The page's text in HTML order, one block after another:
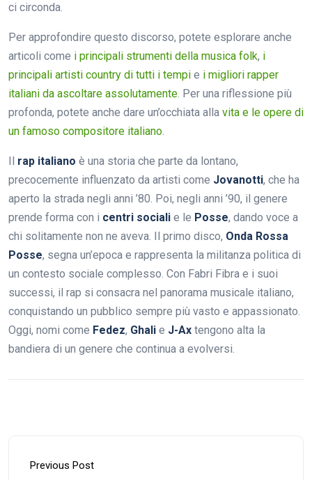
ci circonda.
Per approfondire questo discorso, potete esplorare anche
articoli come i principali strumenti della musica folk, i
principali artisti country di tutti i tempi e i migliori rapper
italiani da ascoltare assolutamente. Per una riflessione più
profonda, potete anche dare un’occhiata alla vita e le opere di
un famoso compositore italiano.
rap italiano è una storia che parte da lontano,
precocemente influenzato da artisti come Jovanotti, che ha
aperto la strada negli anni ’80. Poi, negli anni ’90, il genere
prende forma con i centri sociali e le Posse, dando voce a
chi solitamente non ne aveva. Il primo disco, Onda Rossa
Posse, segna un’epoca e rappresenta la militanza politica di
un contesto sociale complesso. Con Fabri Fibra e i suoi
successi, il rap si consacra nel panorama musicale italiano,
conquistando un pubblico sempre più vasto e appassionato.
Oggi, nomi come Fedez, Ghali e J-Ax tengono alta la
bandiera di un genere che continua a evolversi.
Previous Post